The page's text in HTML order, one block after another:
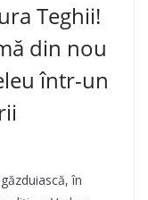
Teghii!
din nou
într-un
în